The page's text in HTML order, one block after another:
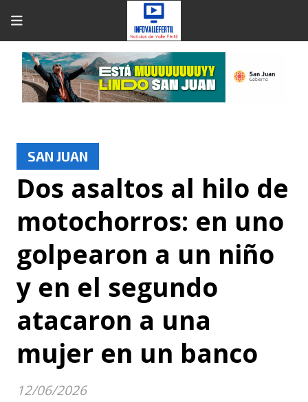
Dos asaltos al hilo de
motochorros: en uno
golpearon a un niño
y en el segundo
atacaron a una
mujer en un banco
SAN JUAN
12/06/2026